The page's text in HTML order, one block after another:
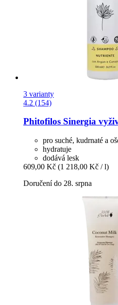
3 varianty
4.2 (154)
Phitofilos Sinergia
pro suché, kudrnaté a
hydratuje
dodává lesk
609,00 Kč (1 218,00 Kč / l)
Doručení do 28. srpna